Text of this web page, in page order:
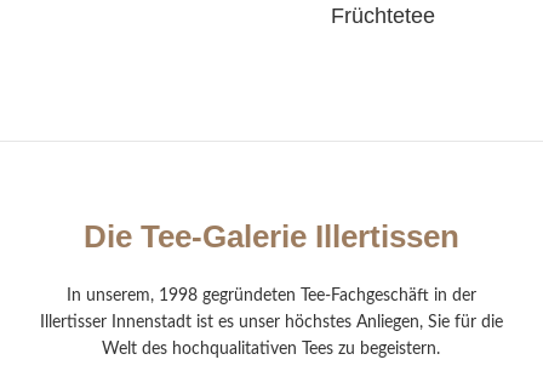
Früchtetee
Die Tee-Galerie Illertissen
In unserem, 1998 gegründeten Tee-Fachgeschäft in der
Illertisser Innenstadt ist es unser höchstes Anliegen, Sie für die
Welt des hochqualitativen Tees zu begeistern.